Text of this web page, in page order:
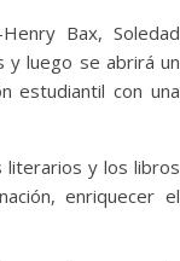
Bax, Soledad
y luego se abrirá un
estudiantil con una
literarios y los libros
enriquecer el